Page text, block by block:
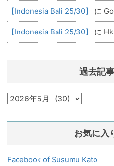
【Indonesia Bali 25/30】 に Go
【Indonesia Bali 25/30】 に Hk
過去記
過
記
別)
お気に入
Facebook of Susumu Kato